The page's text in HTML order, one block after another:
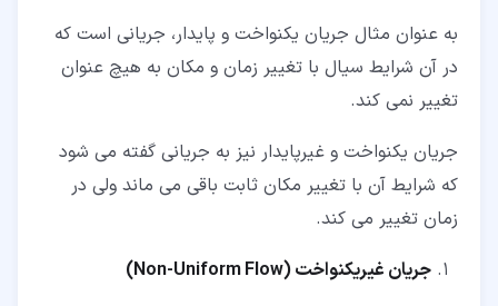
به عنوان مثال جریان یکنواخت و پایدار، جریانی است که
در آن شرایط سیال با تغییر زمان و مکان به هیچ عنوان
تغییر نمی کند.
جریان یکنواخت و غیرپایدار نیز به جریانی گفته می شود
که شرایط آن با تغییر مکان ثابت باقی می ماند ولی در
زمان تغییر می کند.
جریان غیریکنواخت (Non-Uniform Flow
)